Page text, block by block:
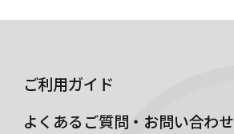
ご利用ガイド
よくあるご質問・お問い合わせ